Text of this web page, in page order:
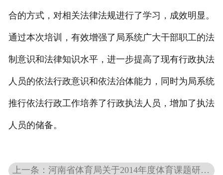
合的方式，对相关法律法规进行了学习，成效明显。
通过本次培训，有效增强了局系统广大干部职工的法
制意识和法律知识水平，进一步提高了现有行政执法
人员的依法行政意识和依法治体能力，同时为局系统
推行依法行政工作培养了行政执法人员，增加了执法
人员的储备。
上一条：河南省体育局关于2014年度体育课题研究项目立项的通知